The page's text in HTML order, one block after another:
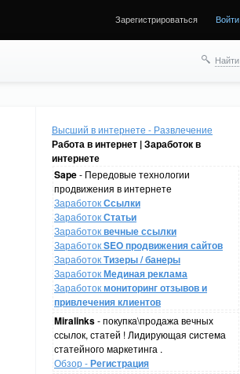
Зарегистрироваться Войти
Найти
Высший в интернете - Развлечение
Работа в интернет | Заработок в
интернете
Sape- Передовые технологии
продвижения в интернете
ЗаработокСсылки
ЗаработокСтатьи
Заработоквечные ссылки
ЗаработокSEO продвижения сайтов
ЗаработокТизеры / банеры
ЗаработокМединая реклама
Заработокмониторинг отзывов и
привлечения клиентов
Miralinks- покупка\продажа вечных
ссылок, статей ! Лидирующая система
статейного маркетинга .
Обзор -Регистрация